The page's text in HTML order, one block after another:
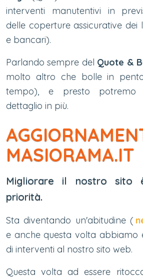
interventi manutentivi in
delle coperture assicurative dei
e bancari).
Parlando sempre del Quote &
molto altro che bolle in
tempo), e presto potremo
dettaglio in più.
MASIORAMA.IT
Migliorare il nostro sito
priorità.
Sta diventando un'abitudine (
e anche questa volta abbiamo
di interventi al nostro sito web.
Questa volta ad essere